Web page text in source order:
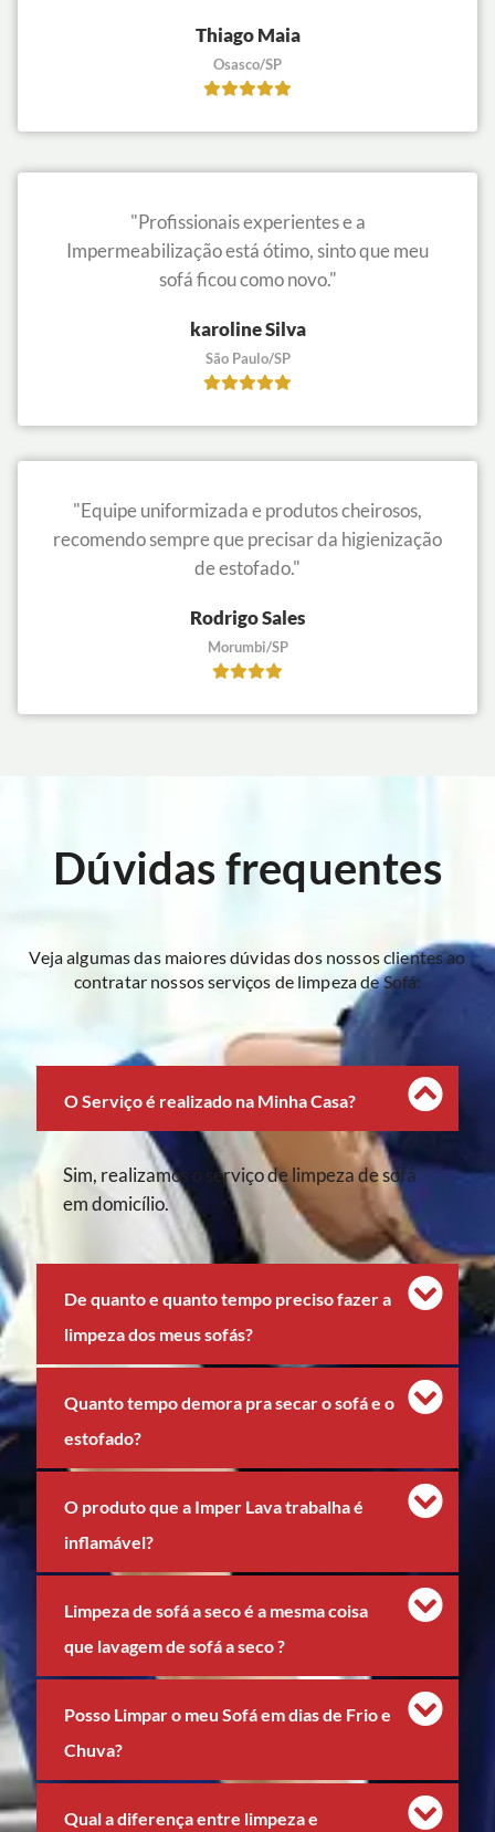
Thiago Maia
Osasco/SP
"Profissionais experientes e a
Impermeabilização está ótimo, sinto que meu
sofá ficou como novo."
karoline Silva
São Paulo/SP
"Equipe uniformizada e produtos cheirosos,
recomendo sempre que precisar da higienização
de estofado."
Rodrigo Sales
Morumbi/SP
Dúvidas frequentes
Veja algumas das maiores dúvidas dos nossos clientes ao
contratar nossos serviços de limpeza de Sofá:
O Serviço é realizado na Minha Casa?
Sim, realizamos o serviço de limpeza de sofá
em domicílio.
De quanto e quanto tempo preciso fazer a
limpeza dos meus sofás?
Quanto tempo demora pra secar o sofá e o
estofado?
O produto que a Imper Lava trabalha é
inflamável?
Limpeza de sofá a seco é a mesma coisa
que lavagem de sofá a seco ?
Posso Limpar o meu Sofá em dias de Frio e
Chuva?
Qual a diferença entre limpeza e